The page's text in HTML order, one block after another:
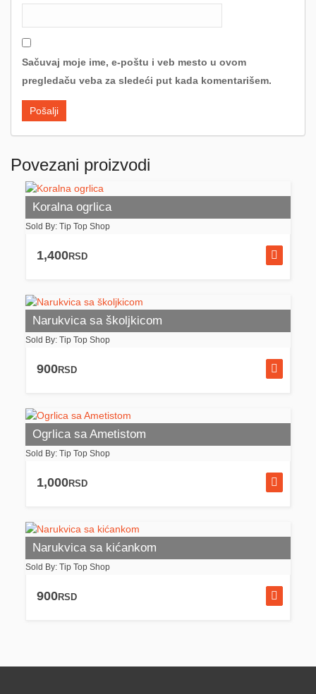
Sačuvaj moje ime, e-poštu i veb mesto u ovom
pregledaču veba za sledeći put kada komentarišem.
Povezani proizvodi
Koralna ogrlica
Sold By: Tip Top Shop
1,400RSD
Narukvica sa školjkicom
Sold By: Tip Top Shop
900RSD
Ogrlica sa Ametistom
Sold By: Tip Top Shop
1,000RSD
Narukvica sa kićankom
Sold By: Tip Top Shop
900RSD